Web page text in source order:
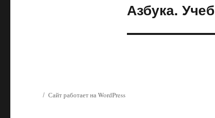
Следующая
запись:
Азбука.
Сайт работает на WordPress